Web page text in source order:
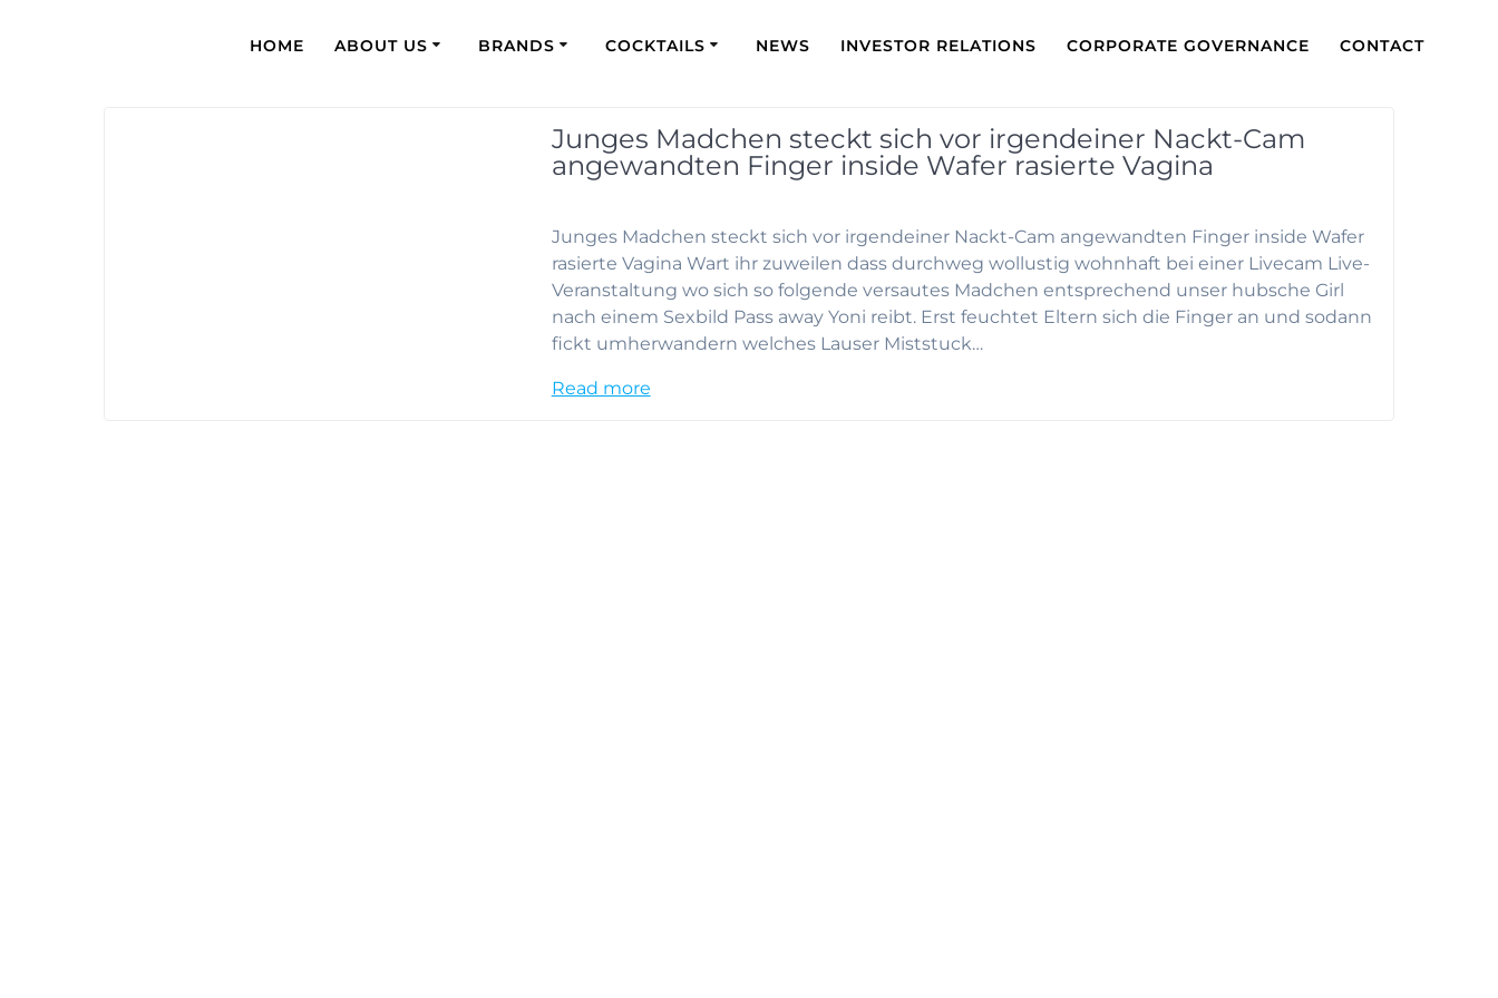
HOME ABOUT US BRANDS COCKTAILS NEWS INVESTOR RELATIONS CORPORATE GOVERNANCE CONTACT
Junges Madchen steckt sich vor irgendeiner Nackt-Cam
angewandten Finger inside Wafer rasierte Vagina
Junges Madchen steckt sich vor irgendeiner Nackt-Cam angewandten Finger inside Wafer
rasierte Vagina Wart ihr zuweilen dass durchweg wollustig wohnhaft bei einer Livecam Live-
Veranstaltung wo sich so folgende versautes Madchen entsprechend unser hubsche Girl
nach einem Sexbild Pass away Yoni reibt. Erst feuchtet Eltern sich die Finger an und sodann
fickt umherwandern welches Lauser Miststuck…
Read more